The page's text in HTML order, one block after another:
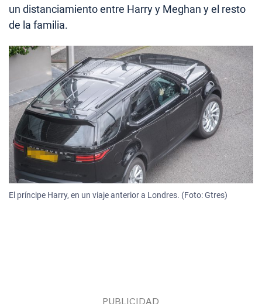
un distanciamiento entre Harry y Meghan y el resto
de la familia.
El príncipe Harry, en un viaje anterior a Londres. (Foto: Gtres)